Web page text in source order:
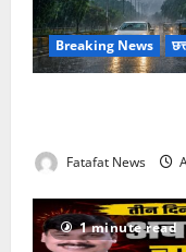
Breaking News
Fatafat News
1 minute read